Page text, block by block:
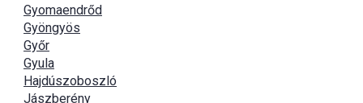
Gyomaendrőd
Gyöngyös
Győr
Gyula
Hajdúszoboszló
Jászberény